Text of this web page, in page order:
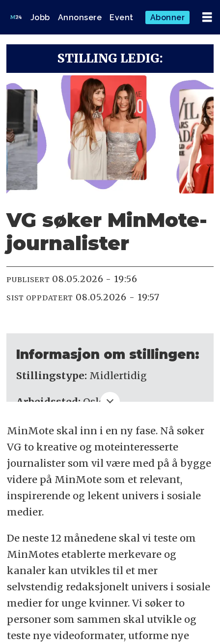
Jobb Annonsere Event Abonner
STILLING LEDIG:
VG søker MinMote-
journalister­
PUBLISERT 08.05.2026 - 19:56
SIST OPPDATERT 08.05.2026 - 19:57
Informasjon om stillingen:
Stillingstype: Midlertidig
Arbeidssted:Oslo
Søknadsfrist:24. mai
MinMote skal inn i en ny fase. Nå søker
VG to kreative og moteinteresserte
journalister som vil være med på å bygge
videre på MinMote som et relevant,
inspirerende og lekent univers i sosiale
medier.
De neste 12 månedene skal vi teste om
MinMotes etablerte merkevare og
kanaler kan utvikles til et mer
selvstendig redaksjonelt univers i sosiale
medier for unge kvinner. Vi søker to
personer som sammen skal utvikle og
teste nye videoformater, utforme nye